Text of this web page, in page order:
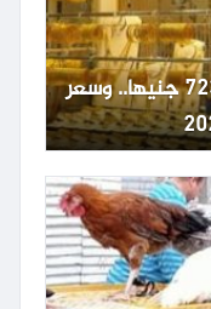
عيار 24 دون مصنعية يسجل 7234 جنيها.. وسعر